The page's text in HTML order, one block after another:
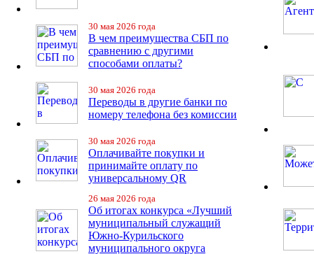
30 мая 2026 года
В чем преимущества СБП по
сравнению с другими
способами оплаты?
30 мая 2026 года
Переводы в другие банки по
номеру телефона без комиссии
30 мая 2026 года
Оплачивайте покупки и
принимайте оплату по
универсальному QR
26 мая 2026 года
Об итогах конкурса «Лучший
муниципальный служащий
Южно-Курильского
муниципального округа